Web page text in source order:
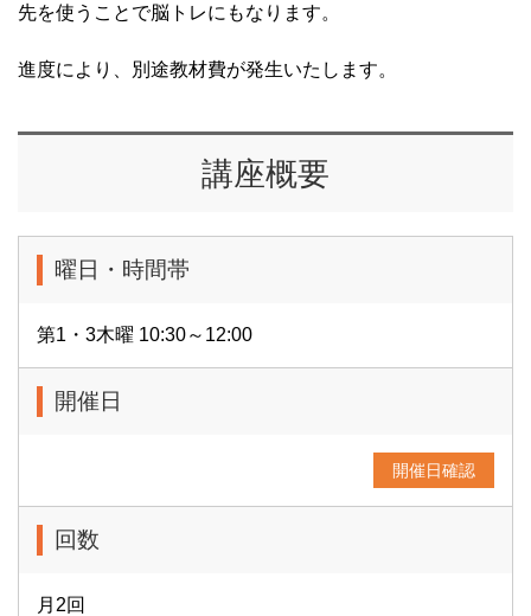
先を使うことで脳トレにもなります。
進度により、別途教材費が発生いたします。
講座概要
曜日・時間帯
第1・3木曜 10:30～12:00
開催日
開催日確認
回数
月2回